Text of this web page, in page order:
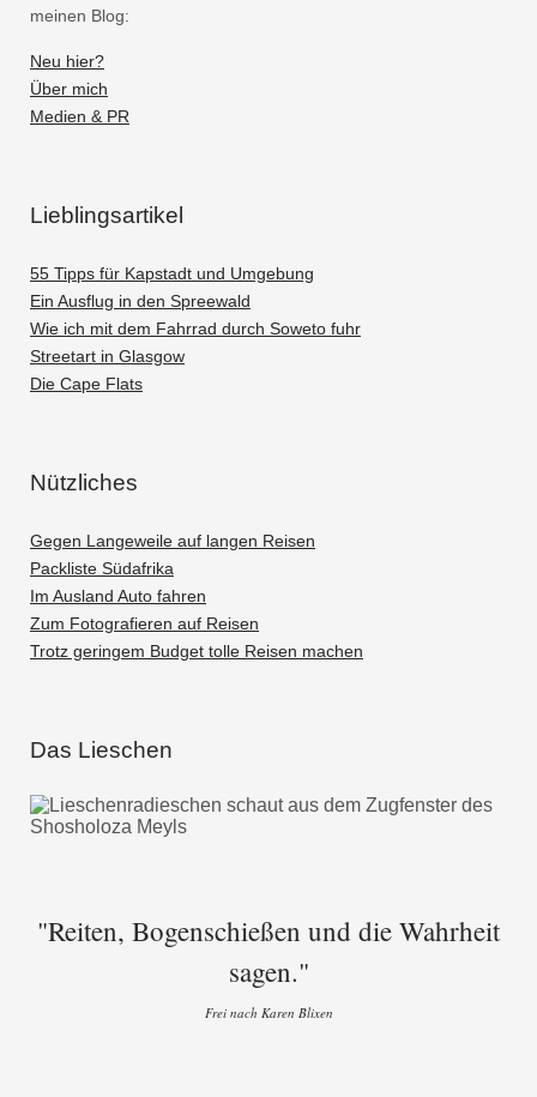
meinen Blog:
Neu hier?
Über mich
Medien & PR
Lieblingsartikel
55 Tipps für Kapstadt und Umgebung
Ein Ausflug in den Spreewald
Wie ich mit dem Fahrrad durch Soweto fuhr
Streetart in Glasgow
Die Cape Flats
Nützliches
Gegen Langeweile auf langen Reisen
Packliste Südafrika
Im Ausland Auto fahren
Zum Fotografieren auf Reisen
Trotz geringem Budget tolle Reisen machen
Das Lieschen
"Reiten, Bogenschießen und die Wahrheit
sagen."
Frei nach Karen Blixen